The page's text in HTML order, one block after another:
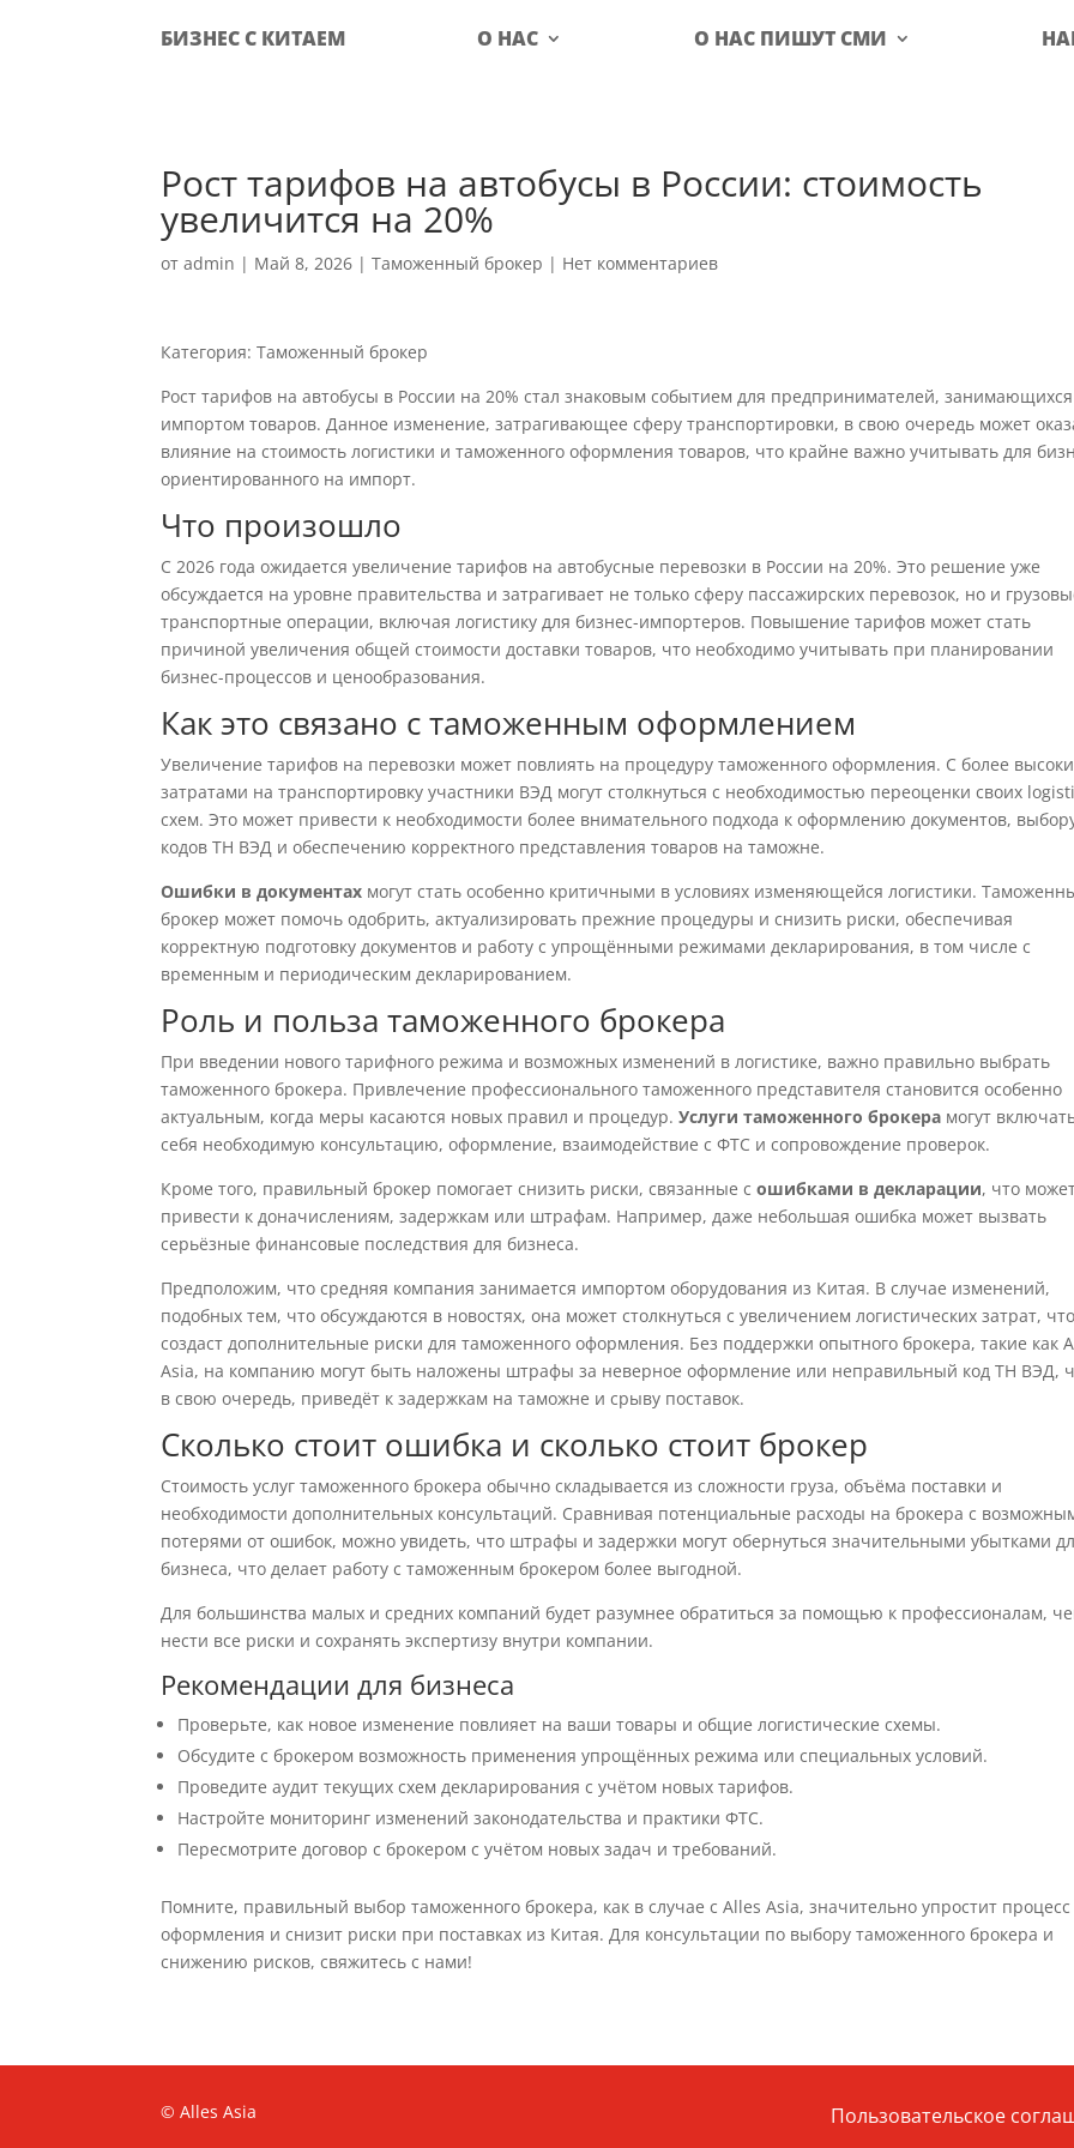
БИЗНЕС С КИТАЕМ О НАС О НАС ПИШУТ СМИ
Рост тарифов на автобусы в России: стоимость
увеличится на 20%
отadmin | Май 8, 2026 |Таможенный брокер | Нет комментариев
Категория: Таможенный брокер
Рост тарифов на автобусы в России на 20% стал знаковым событием для предпринимателей, занимающихся
импортом товаров. Данное изменение, затрагивающее сферу транспортировки, в свою очередь может
влияние на стоимость логистики и таможенного оформления товаров, что крайне важно учитывать для
ориентированного на импорт.
Что произошло
С 2026 года ожидается увеличение тарифов на автобусные перевозки в России на 20%. Это решение уже
обсуждается на уровне правительства и затрагивает не только сферу пассажирских перевозок, но и
транспортные операции, включая логистику для бизнес-импортеров. Повышение тарифов может стать
причиной увеличения общей стоимости доставки товаров, что необходимо учитывать при планировании
бизнес-процессов и ценообразования.
Как это связано с таможенным оформлением
Увеличение тарифов на перевозки может повлиять на процедуру таможенного оформления. С более
затратами на транспортировку участники ВЭД могут столкнуться с необходимостью переоценки своих
схем. Это может привести к необходимости более внимательного подхода к оформлению документов,
кодов ТН ВЭД и обеспечению корректного представления товаров на таможне.
Ошибки в документах могут стать особенно критичными в условиях изменяющейся логистики.
брокер может помочь одобрить, актуализировать прежние процедуры и снизить риски, обеспечивая
корректную подготовку документов и работу с упрощёнными режимами декларирования, в том числе с
временным и периодическим декларированием.
Роль и польза таможенного брокера
При введении нового тарифного режима и возможных изменений в логистике, важно правильно выбрать
таможенного брокера. Привлечение профессионального таможенного представителя становится особенно
актуальным, когда меры касаются новых правил и процедур.Услуги таможенного брокера могут
себя необходимую консультацию, оформление, взаимодействие с ФТС и сопровождение проверок.
Кроме того, правильный брокер помогает снизить риски, связанные сошибками в декларации, что
привести к доначислениям, задержкам или штрафам. Например, даже небольшая ошибка может вызвать
серьёзные финансовые последствия для бизнеса.
Предположим, что средняя компания занимается импортом оборудования из Китая. В случае изменений,
подобных тем, что обсуждаются в новостях, она может столкнуться с увеличением логистических затрат, что
создаст дополнительные риски для таможенного оформления. Без поддержки опытного брокера, такие как
Asia, на компанию могут быть наложены штрафы за неверное оформление или неправильный код ТН ВЭД,
в свою очередь, приведёт к задержкам на таможне и срыву поставок.
Сколько стоит ошибка и сколько стоит брокер
Стоимость услуг таможенного брокера обычно складывается из сложности груза, объёма поставки и
необходимости дополнительных консультаций. Сравнивая потенциальные расходы на брокера с
потерями от ошибок, можно увидеть, что штрафы и задержки могут обернуться значительными убытками
бизнеса, что делает работу с таможенным брокером более выгодной.
Для большинства малых и средних компаний будет разумнее обратиться за помощью к профессионалам,
нести все риски и сохранять экспертизу внутри компании.
Рекомендации для бизнеса
Проверьте, как новое изменение повлияет на ваши товары и общие логистические схемы.
Обсудите с брокером возможность применения упрощённых режима или специальных условий.
Проведите аудит текущих схем декларирования с учётом новых тарифов.
Настройте мониторинг изменений законодательства и практики ФТС.
Пересмотрите договор с брокером с учётом новых задач и требований.
Помните, правильный выбор таможенного брокера, как в случае с Alles Asia, значительно упростит процесс
оформления и снизит риски при поставках из Китая. Для консультации по выбору таможенного брокера и
снижению рисков, свяжитесь с нами!
© Alles Asia Пользовательское